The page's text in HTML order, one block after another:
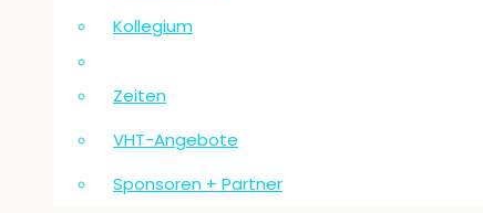
Kollegium
Zeiten
VHT-Angebote
Sponsoren + Partner